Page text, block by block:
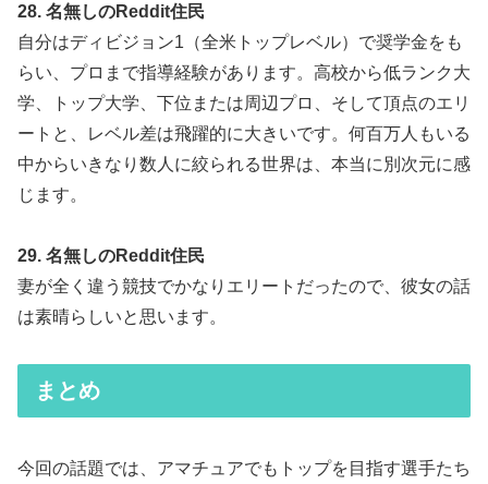
28. 名無しのReddit住民
自分はディビジョン1（全米トップレベル）で奨学金をも
らい、プロまで指導経験があります。高校から低ランク大
学、トップ大学、下位または周辺プロ、そして頂点のエリ
ートと、レベル差は飛躍的に大きいです。何百万人もいる
中からいきなり数人に絞られる世界は、本当に別次元に感
じます。
29. 名無しのReddit住民
妻が全く違う競技でかなりエリートだったので、彼女の話
は素晴らしいと思います。
まとめ
今回の話題では、アマチュアでもトップを目指す選手たち